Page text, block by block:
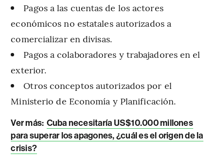
Pagos a las cuentas de los actores
económicos no estatales autorizados a
comercializar en divisas.
Pagos a colaboradores y trabajadores en el
exterior.
Otros conceptos autorizados por el
Ministerio de Economía y Planificación.
Ver más: Cuba necesitaría US$10.000 millones
para superar los apagones, ¿cuál es el origen de la
crisis?